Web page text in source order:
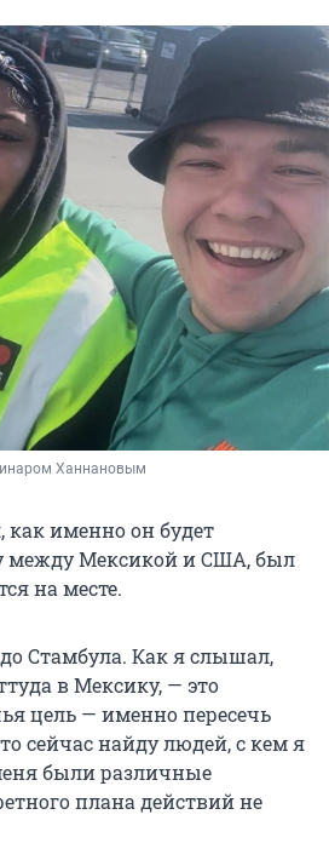
Ханнановым
как именно он будет
между Мексикой и США, был
на месте.
Стамбула. Как я слышал,
в Мексику, — это
цель — именно пересечь
сейчас найду людей, с кем я
были различные
плана действий не